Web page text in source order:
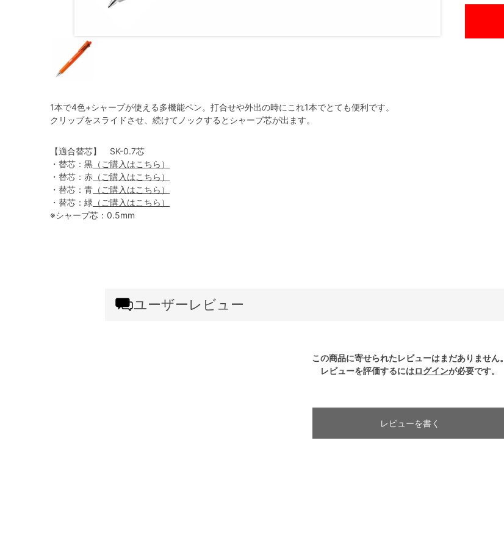
1本で4色+シャープが使える多機能ペン。打合せや外出の時にこれ1本でとても便利です。
クリップをスライドさせ、続けてノックするとシャープ芯が出ます。
【適合替芯】 SK-0.7芯
・替芯：黒 （ご購入はこちら）
・替芯：赤 （ご購入はこちら）
・替芯：青 （ご購入はこちら）
・替芯：緑 （ご購入はこちら）
※シャープ芯：0.5mm
ユーザーレビュー
この商品に寄せられたレビューはまだありません。
レビューを評価するにはログインが必要です。
レビューを書く